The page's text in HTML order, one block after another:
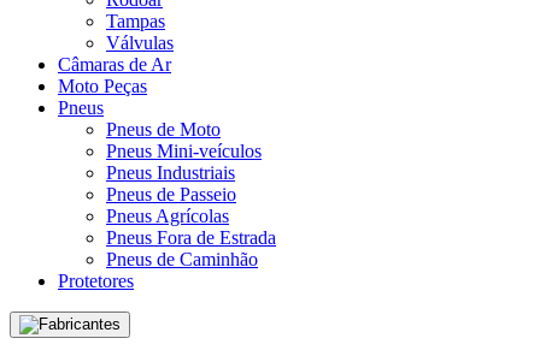
Tampas
Válvulas
Câmaras de Ar
Moto Peças
Pneus
Pneus de Moto
Pneus Mini-veículos
Pneus Industriais
Pneus de Passeio
Pneus Agrícolas
Pneus Fora de Estrada
Pneus de Caminhão
Protetores
Fabricantes